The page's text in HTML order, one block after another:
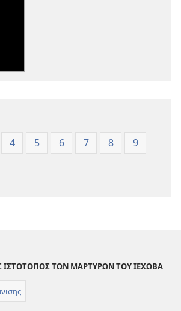
(Έκδοση 1997)
(Έκδοση
4 5 6 7 8
9
ΙΣΤΟΤΟΠΟΣ ΤΩΝ ΜΑΡΤΥΡΩΝ ΤΟΥ ΙΕΧΩΒΑ